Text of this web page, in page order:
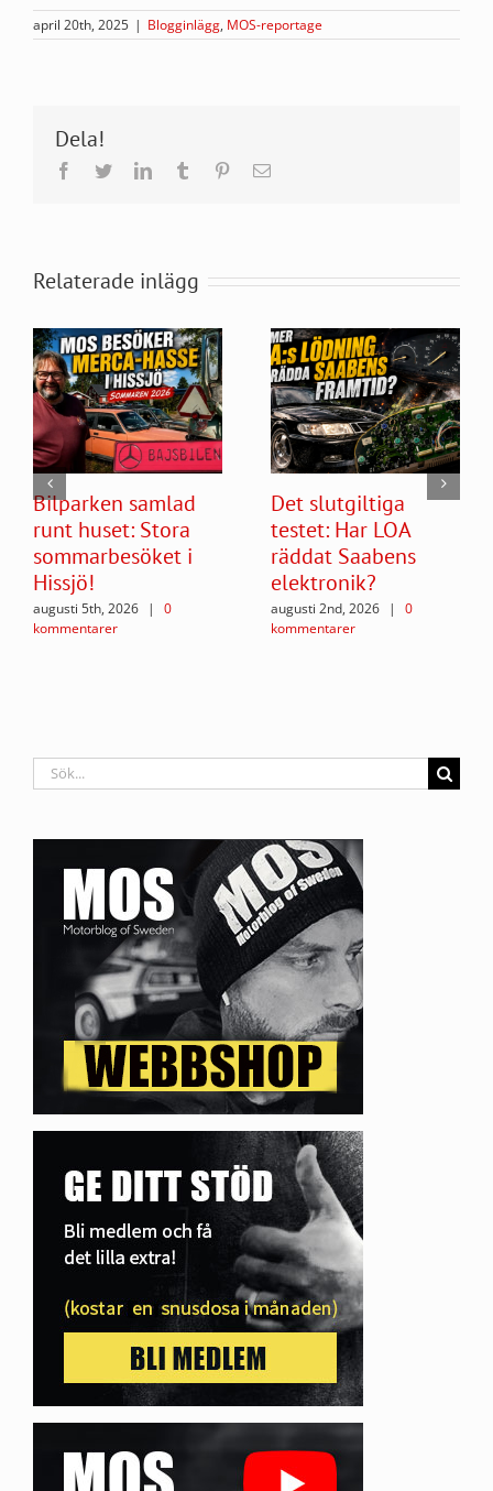
april 20th, 2025 | Blogginlägg, MOS-reportage
Dela!
Facebook
TwitterLinkedInTumblr Pinterest
E-
Relaterade inlägg
Bilparken samlad
runt huset: Stora
sommarbesöket i
Hissjö!
augusti 5th, 2026 |
0
kommentarer
Det slutgiltiga
testet: Har LOA
räddat Saabens
elektronik?
augusti 2nd, 2026 |
0
kommentarer
Sök
efter: